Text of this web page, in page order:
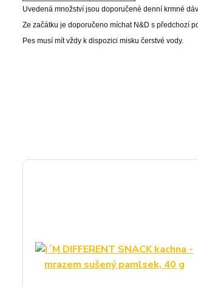
Uvedená množství jsou doporučené denní krmné
Ze začátku je doporučeno míchat N&D s předchozí
Pes musí mít vždy k dispozici misku čerstvé vody.